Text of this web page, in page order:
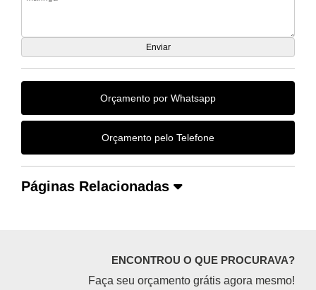
Orçamento por Whatsapp
Orçamento pelo Telefone
Páginas Relacionadas
ENCONTROU O QUE PROCURAVA?
Faça seu orçamento grátis agora mesmo!